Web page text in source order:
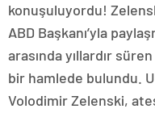
konuşuluyordu!
ABD Başkanı’yla
arasında yıllardır
bir hamlede bulundu.
Volodimir Zelenski,